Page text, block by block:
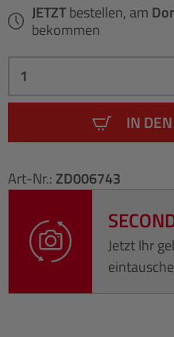
JETZTbestellen, am
bekommen
IN
Art-Nr.: ZD006743
Jetzt Ihr